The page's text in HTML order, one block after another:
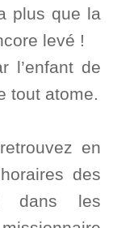
plus que la
levé !
l’enfant de
tout atome.
en
des
dans les